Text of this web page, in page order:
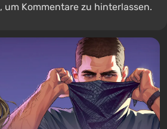
, um Kommentare zu hinterlassen.